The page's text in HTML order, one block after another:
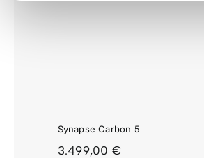
Synapse Carbon 5
3.499,00 €